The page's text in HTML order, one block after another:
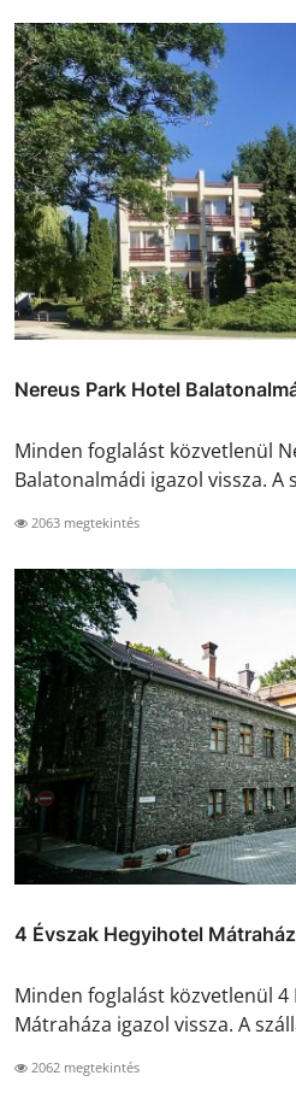
Nereus Park Hotel
Minden foglalást közvetlenül
Balatonalmádi igazol vissza. A
2063 megtekintés
4 Évszak Hegyihotel
Minden foglalást közvetlenül 4
Mátraháza igazol vissza. A
2062 megtekintés